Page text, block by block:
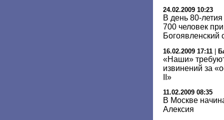
24.02.2009 10:23
В день 80-
700 человек
Богоявленский
16.02.2009 17:11
«Наши»
извинений за
II»
11.02.2009 08:35
В Москве
Алексия